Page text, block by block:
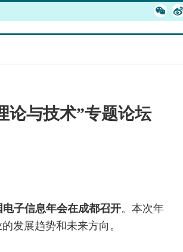
论与技术”专题论坛
子信息年会在成都召开。本次年
发展趋势和未来方向。